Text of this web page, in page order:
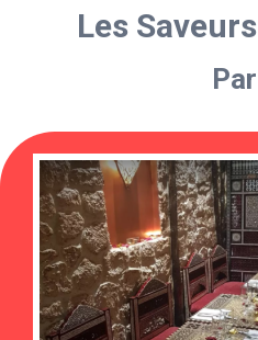
Les